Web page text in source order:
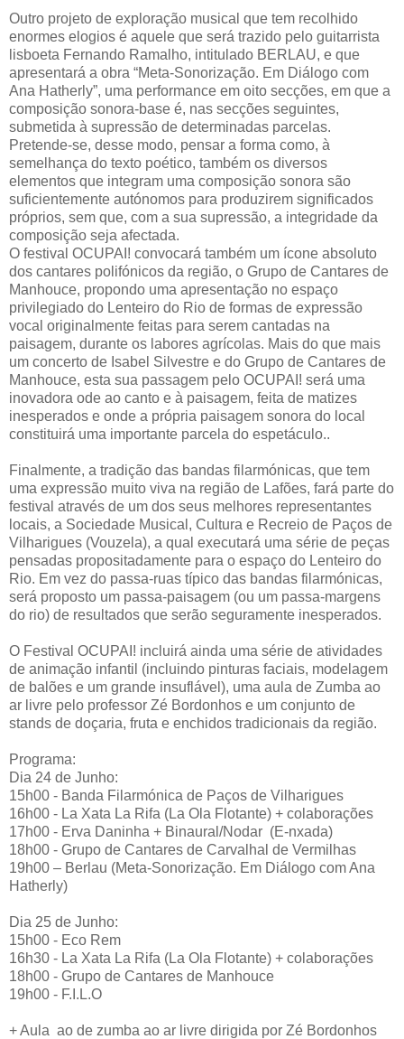
Outro projeto de exploração musical que tem recolhido
enormes elogios é aquele que será trazido pelo guitarrista
lisboeta Fernando Ramalho, intitulado BERLAU, e que
apresentará a obra “Meta‐Sonorização. Em Diálogo com
Ana Hatherly”, uma performance em oito secções, em que a
composição sonora‐base é, nas secções seguintes,
submetida à supressão de determinadas parcelas.
Pretende‐se, desse modo, pensar a forma como, à
semelhança do texto poético, também os diversos
elementos que integram uma composição sonora são
suficientemente autónomos para produzirem significados
próprios, sem que, com a sua supressão, a integridade da
composição seja afectada.
O festival OCUPAI! convocará também um ícone absoluto
dos cantares polifónicos da região, o Grupo de Cantares de
Manhouce, propondo uma apresentação no espaço
privilegiado do Lenteiro do Rio de formas de expressão
vocal originalmente feitas para serem cantadas na
paisagem, durante os labores agrícolas. Mais do que mais
um concerto de Isabel Silvestre e do Grupo de Cantares de
Manhouce, esta sua passagem pelo OCUPAI! será uma
inovadora ode ao canto e à paisagem, feita de matizes
inesperados e onde a própria paisagem sonora do local
constituirá uma importante parcela do espetáculo..
Finalmente, a tradição das bandas filarmónicas, que tem
uma expressão muito viva na região de Lafões, fará parte do
festival através de um dos seus melhores representantes
locais, a Sociedade Musical, Cultura e Recreio de Paços de
Vilharigues (Vouzela), a qual executará uma série de peças
pensadas propositadamente para o espaço do Lenteiro do
Rio. Em vez do passa-ruas típico das bandas filarmónicas,
será proposto um passa-paisagem (ou um passa-margens
do rio) de resultados que serão seguramente inesperados.
O Festival OCUPAI! incluirá ainda uma série de atividades
de animação infantil (incluindo pinturas faciais, modelagem
de balões e um grande insuflável), uma aula de Zumba ao
ar livre pelo professor Zé Bordonhos e um conjunto de
stands de doçaria, fruta e enchidos tradicionais da região.
Programa:
Dia 24 de Junho:
15h00 - Banda Filarmónica de Paços de Vilharigues
16h00 - La Xata La Rifa (La Ola Flotante) + colaborações
17h00 - Erva Daninha + Binaural/Nodar (E-nxada)
18h00 - Grupo de Cantares de Carvalhal de Vermilhas
19h00 – Berlau (Meta‐Sonorização. Em Diálogo com Ana
Hatherly)
Dia 25 de Junho:
15h00 - Eco Rem
16h30 - La Xata La Rifa (La Ola Flotante) + colaborações
18h00 - Grupo de Cantares de Manhouce
19h00 - F.I.L.O
+ Aula ao de zumba ao ar livre dirigida por Zé Bordonhos